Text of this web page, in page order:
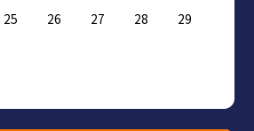
25 26 27 28
29